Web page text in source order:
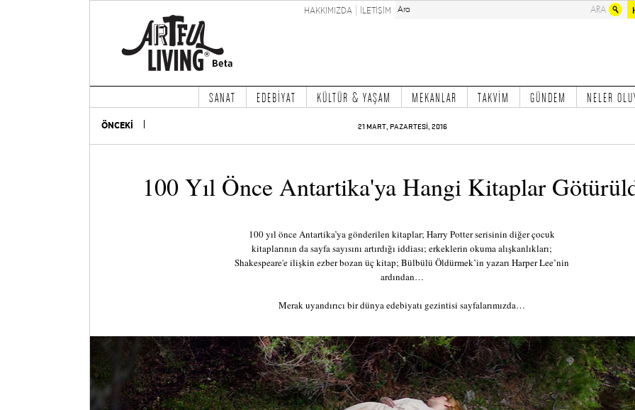
HAKKIMIZDA İLETİŞİM
SANAT EDEBİYAT KÜLTÜR & YAŞAM MEKANLAR TAKVİM GÜNDEM NELER
ÖNCEKİ 21 MART, PAZARTESİ, 2016
100 Yıl Önce Antartika'ya Hangi Kitaplar
100 yıl önce Antartika’ya gönderilen kitaplar; Harry Potter serisinin diğer çocuk
kitaplarının da sayfa sayısını artırdığı iddiası; erkeklerin okuma alışkanlıkları;
Shakespeare'e ilişkin ezber bozan üç kitap; Bülbülü Öldürmek’in yazarı Harper Lee’nin
ardından…
Merak uyandırıcı bir dünya edebiyatı gezintisi sayfalarımızda…